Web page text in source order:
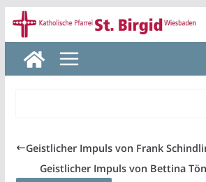
Zum
Inhalt
springen
Geistlicher Impuls von Frank
Geistlicher Impuls von Bettina